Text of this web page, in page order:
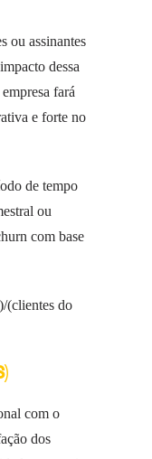
ou assinantes
dessa
fará
e forte no
de tempo
ou
com base
(clientes do
com o
dos